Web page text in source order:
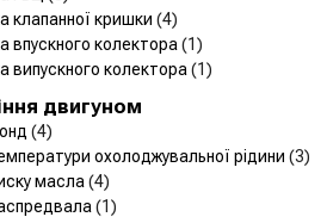
клапанної кришки (4)
впускного колектора (1)
випускного колектора (1)
двигуном
(4)
охолоджувальної рідини (3)
масла (4)
(1)